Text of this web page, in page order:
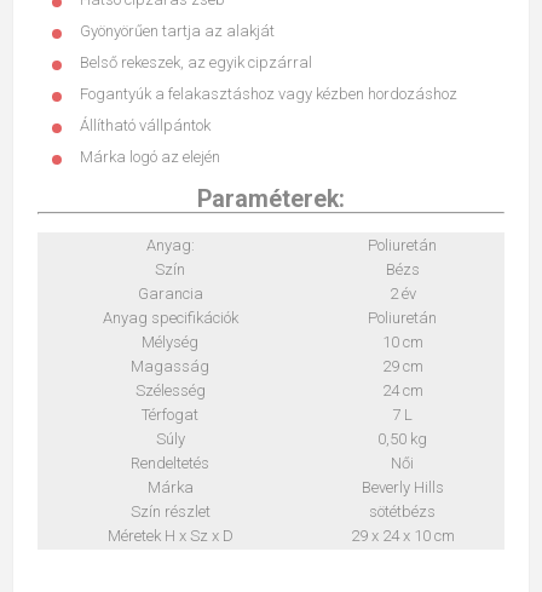
Gyönyörűen tartja az alakját
Belső rekeszek, az egyik cipzárral
Fogantyúk a felakasztáshoz vagy kézben hordozáshoz
Állítható vállpántok
Márka logó az elején
Paraméterek:
Anyag:
Poliuretán
Szín
Bézs
Garancia
2 év
Anyag specifikációk
Poliuretán
Mélység
10 cm
Magasság
29 cm
Szélesség
24 cm
Térfogat
7 L
Súly
0,50 kg
Rendeltetés
Női
Márka
Beverly Hills
Szín részlet
sötétbézs
Méretek H x Sz x D
29 x 24 x 10 cm